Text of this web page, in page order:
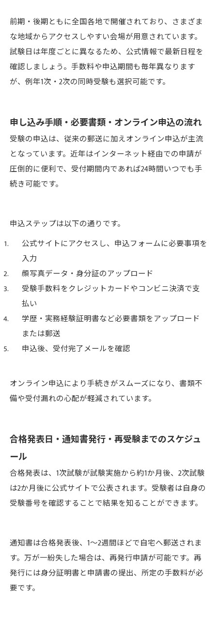
前期・後期ともに全国各地で開催されており、さまざま
な地域からアクセスしやすい会場が用意されています。
試験日は年度ごとに異なるため、公式情報で最新日程を
確認しましょう。手数料や申込期間も毎年異なります
が、例年1次・2次の同時受験も選択可能です。
申し込み手順・必要書類・オンライン申込の流れ
受験の申込は、従来の郵送に加えオンライン申込が主流
となっています。近年はインターネット経由での申請が
圧倒的に便利で、受付期間内であれば24時間いつでも手
続き可能です。
申込ステップは以下の通りです。
公式サイトにアクセスし、申込フォームに必要事項を
入力
顔写真データ・身分証のアップロード
受験手数料をクレジットカードやコンビニ決済で支
払い
学歴・実務経験証明書など必要書類をアップロード
または郵送
申込後、受付完了メールを確認
オンライン申込により手続きがスムーズになり、書類不
備や受付漏れの心配が軽減されています。
合格発表日・通知書発行・再受験までのスケジュ
ール
合格発表は、1次試験が試験実施から約1か月後、2次試験
は2か月後に公式サイトで公表されます。受験者は自身の
受験番号を確認することで結果を知ることができます。
通知書は合格発表後、1～2週間ほどで自宅へ郵送されま
す。万が一紛失した場合は、再発行申請が可能です。再
発行には身分証明書と申請書の提出、所定の手数料が必
要です。